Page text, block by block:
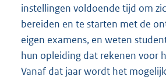
instellingen voldoende tijd om
bereiden en te starten met de
eigen examens, en weten
hun opleiding dat rekenen voor
Vanaf dat jaar wordt het